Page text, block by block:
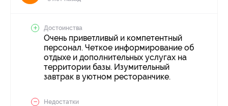
Достоинства
Очень приветливый и компетентный
персонал. Четкое информирование об
отдыхе и дополнительных услугах на
территории базы. Изумительный
завтрак в уютном ресторанчике.
Недостатки